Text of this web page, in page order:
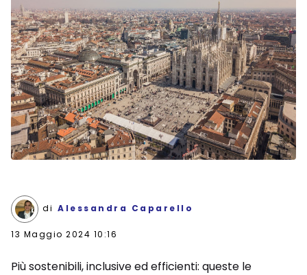
di Alessandra Caparello
13 Maggio 2024 10:16
Più sostenibili, inclusive ed efficienti: queste le